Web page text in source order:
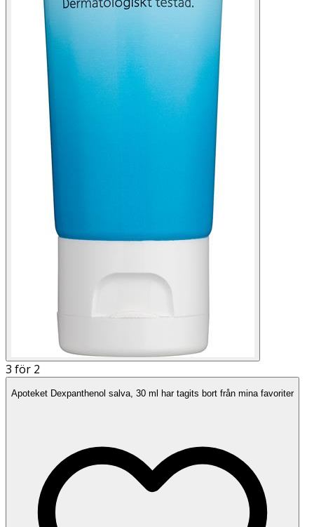
3 för 2
Apoteket Dexpanthenol salva, 30 ml har tagits bort från mina favoriter